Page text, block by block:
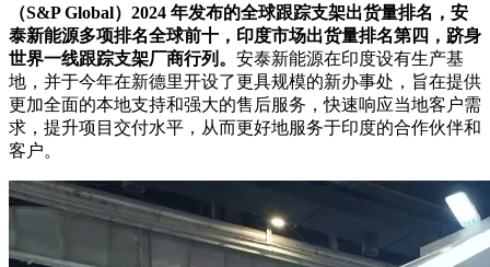
（S&P Global）2024 年发布的全球跟踪支架出货量排名，安
泰新能源多项排名全球前十，印度市场出货量排名第四，跻身
世界一线跟踪支架厂商行列。 安泰新能源在印度设有生产基
地，并于今年在新德里开设了更具规模的新办事处，旨在提供
更加全面的本地支持和强大的售后服务，快速响应当地客户需
求，提升项目交付水平，从而更好地服务于印度的合作伙伴和
客户。